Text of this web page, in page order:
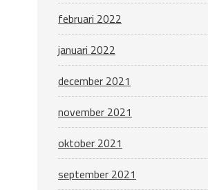
februari 2022
januari 2022
december 2021
november 2021
oktober 2021
september 2021